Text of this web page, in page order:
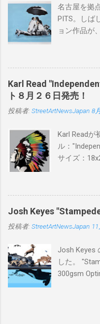
名古屋を拠
PITS。しば
ョン作品が
品に落と
PITSの過去
日(木)19時
BLUE/MINT
ン：各色５
Karl Read
ト８月２６日発売！
投稿者: StreetArtNewsJapan 8
Karl Readが
ル：
サイズ：
ドフィニ
25）$125
Josh Keyes
投稿者: StreetArtNewsJapan
Josh Keyes
した。
300gsm
ィション：